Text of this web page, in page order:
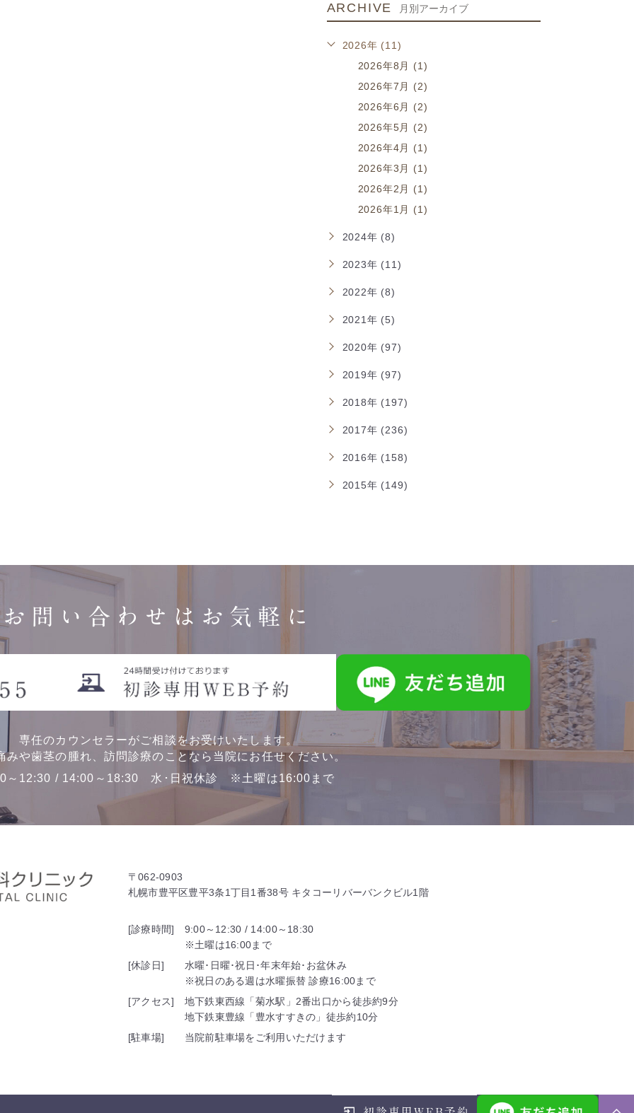
ARCHIVE 月別アーカイブ
2026年 (11)
2026年8月 (1)
2026年7月 (2)
2026年6月 (2)
2026年5月 (2)
2026年4月 (1)
2026年3月 (1)
2026年2月 (1)
2026年1月 (1)
2024年 (8)
2023年 (11)
2022年 (8)
2021年 (5)
2020年 (97)
2019年 (97)
2018年 (197)
2017年 (236)
2016年 (158)
2015年 (149)
お問い合わせはお気軽に
専任のカウンセラーがご相談をお受けいたします。
みや歯茎の腫れ、訪問診療のことなら当院にお任せください。
～12:30 / 14:00～18:30 水･日祝休診 ※土曜は16:00まで
〒062-0903
札幌市豊平区豊平3条1丁目1番38号 キタコーリバーバンクビル1階
[診療時間]
9:00～12:30 / 14:00～18:30
※土曜は16:00まで
[休診日]
水曜･日曜･祝日･年末年始･お盆休み
※祝日のある週は水曜振替 診療16:00まで
[アクセス]
地下鉄東西線「菊水駅」2番出口から徒歩約9分
地下鉄東豊線「豊水すすきの」徒歩約10分
[駐車場]
当院前駐車場をご利用いただけます